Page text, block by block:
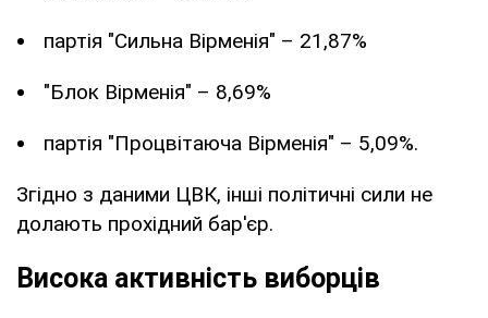
партія "Сильна Вірменія" – 21,87%
"Блок Вірменія" – 8,69%
партія "Процвітаюча Вірменія" – 5,09%.
Згідно з даними ЦВК, інші політичні сили не
долають прохідний бар'єр.
Висока активність виборців